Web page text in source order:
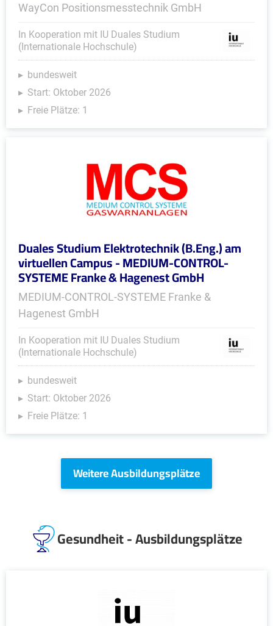
WayCon Positionsmesstechnik GmbH
In Kooperation mit IU Duales Studium
(Internationale Hochschule)
bundesweit
Start: Oktober 2026
Freie Plätze: 1
Duales Studium Elektrotechnik (B.Eng.) am
virtuellen Campus - MEDIUM-CONTROL-
SYSTEME Franke & Hagenest GmbH
MEDIUM-CONTROL-SYSTEME Franke &
Hagenest GmbH
In Kooperation mit IU Duales Studium
(Internationale Hochschule)
bundesweit
Start: Oktober 2026
Freie Plätze: 1
Weitere Ausbildungsplätze
Gesundheit - Ausbildungsplätze